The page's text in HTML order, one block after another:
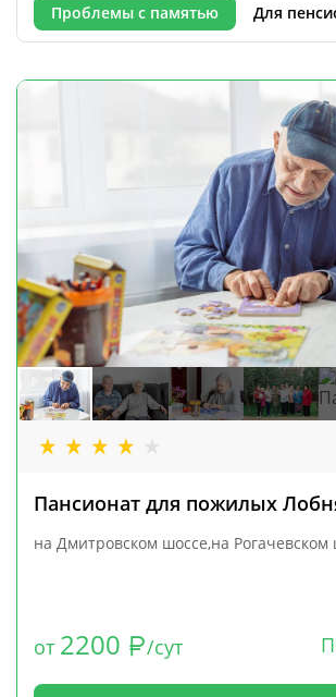
Проблемы с памятью Для
Пансионат для пожилых
на Дмитровском шоссе,на Рогачевском
от 2200 /сут